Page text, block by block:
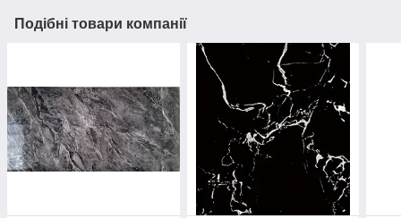
Подібні товари компанії